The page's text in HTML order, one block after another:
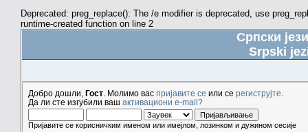
Deprecated: preg_replace(): The /e modifier is deprecated, use
runtime-created function on line 2
Српски
Srpski
Добро дошли, Гост . Молимо вас пријавите се или се региструјте
Да ли сте изгубили ваш активациони e-mail?
Пријавите се корисничким именом или имејлом, лозинком и дужином сесије